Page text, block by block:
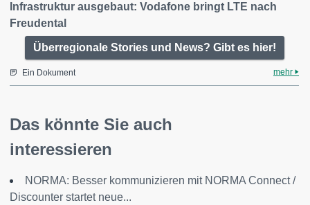
Infrastruktur ausgebaut: Vodafone bringt LTE nach
Freudental
Überregionale Stories und News? Gibt es hier!
Ein Dokument mehr
Das könnte Sie auch
interessieren
NORMA: Besser kommunizieren mit NORMA Connect /
Discounter startet neue...